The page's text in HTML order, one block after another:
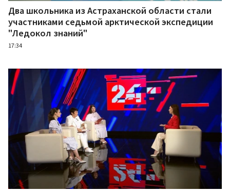
Два школьника из Астраханской области стали
участниками седьмой арктической экспедиции
"Ледокол знаний"
17:34